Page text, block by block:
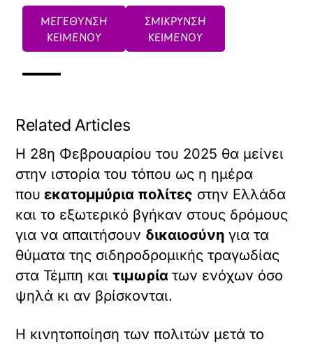
ΜΕΓΕΘΥΝΣΗ
ΚΕΙΜΕΝΟΥ
ΣΜΙΚΡΥΝΣΗ
ΚΕΙΜΕΝΟΥ
Related Articles
H 28η Φεβρουαρίου του 2025 θα μείνει
στην ιστορία του τόπου ως η ημέρα
που εκατομμύρια πολίτες στην Ελλάδα
και το εξωτερικό βγήκαν στους δρόμους
για να απαιτήσουν δικαιοσύνη για τα
θύματα της σιδηροδρομικής τραγωδίας
στα Τέμπη καιτιμωρίατων ενόχων όσο
ψηλά κι αν βρίσκονται.
Η κινητοποίηση των πολιτών μετά το